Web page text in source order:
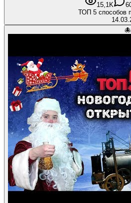
15,1K
ТОП 5 способов
🐙